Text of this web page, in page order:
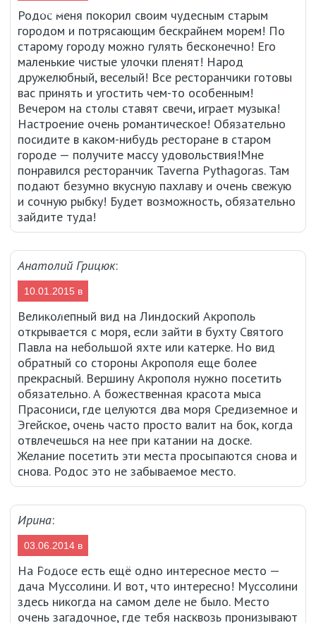
03:13
Родос меня покорил своим чудесным старым
городом и потрясающим бескрайнем морем! По
старому городу можно гулять бесконечно! Его
маленькие чистые улочки пленят! Народ
дружелюбный, веселый! Все ресторанчики готовы
вас принять и угостить чем-то особенным!
Вечером на столы ставят свечи, играет музыка!
Настроение очень романтическое! Обязательно
посидите в каком-нибудь ресторане в старом
городе — получите массу удовольствия!Мне
понравился ресторанчик Taverna Pythagoras. Там
подают безумно вкусную пахлаву и очень свежую
и сочную рыбку! Будет возможность, обязательно
зайдите туда!
Анатолий Грицюк:
10.01.2015 в
06:36
Великолепный вид на Линдоский Акрополь
открывается с моря, если зайти в бухту Святого
Павла на небольшой яхте или катерке. Но вид
обратный со стороны Акрополя еще более
прекрасный. Вершину Акрополя нужно посетить
обязательно. А божественная красота мыса
Прасониси, где целуются два моря Средиземное и
Эгейское, очень часто просто валит на бок, когда
отвлечешься на нее при катании на доске.
Желание посетить эти места просыпаются снова и
снова. Родос это не забываемое место.
Ирина:
03.06.2014 в
17:18
На Родосе есть ещё одно интересное место —
дача Муссолини. И вот, что интересно! Муссолини
здесь никогда на самом деле не было. Место
очень загадочное, где тебя насквозь пронизывают